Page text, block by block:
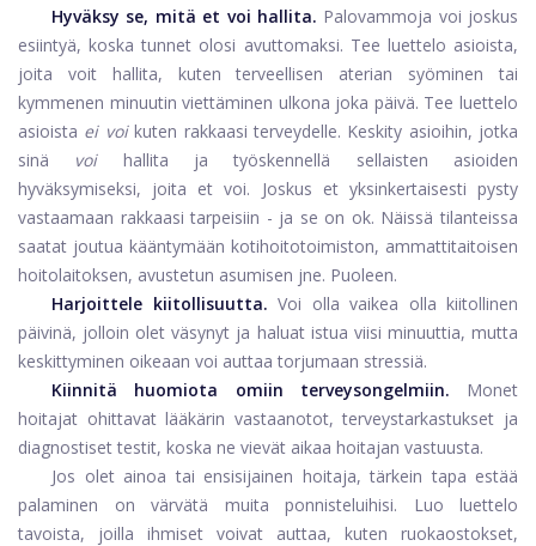
Hyväksy se, mitä et voi hallita. Palovammoja voi joskus
esiintyä, koska tunnet olosi avuttomaksi. Tee luettelo asioista,
joita voit hallita, kuten terveellisen aterian syöminen tai
kymmenen minuutin viettäminen ulkona joka päivä. Tee luettelo
asioista ei voi kuten rakkaasi terveydelle. Keskity asioihin, jotka
sinä
voi
hallita ja työskennellä sellaisten asioiden
hyväksymiseksi, joita et voi. Joskus et yksinkertaisesti pysty
vastaamaan rakkaasi tarpeisiin - ja se on ok. Näissä tilanteissa
saatat joutua kääntymään kotihoitotoimiston, ammattitaitoisen
hoitolaitoksen, avustetun asumisen jne. Puoleen.
Harjoittele kiitollisuutta. Voi olla vaikea olla kiitollinen
päivinä, jolloin olet väsynyt ja haluat istua viisi minuuttia, mutta
keskittyminen oikeaan voi auttaa torjumaan stressiä.
Kiinnitä huomiota omiin terveysongelmiin.
Monet
hoitajat ohittavat lääkärin vastaanotot, terveystarkastukset ja
diagnostiset testit, koska ne vievät aikaa hoitajan vastuusta.
Jos olet ainoa tai ensisijainen hoitaja, tärkein tapa estää
palaminen on värvätä muita ponnisteluihisi. Luo luettelo
tavoista, joilla ihmiset voivat auttaa, kuten ruokaostokset,